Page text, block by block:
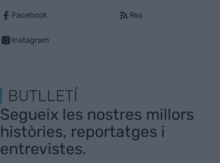
Facebook
Instagram
Rss
BUTLLETÍ
Segueix les nostres millors
històries, reportatges i
entrevistes.